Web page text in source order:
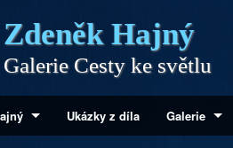
Zdeněk Hajný
Galerie Cesty ke světlu
Ukázky z díla Galerie